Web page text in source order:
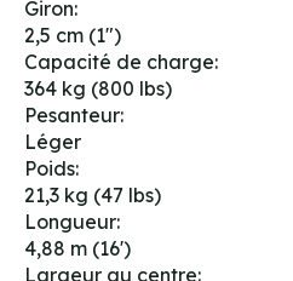
Giron:
2,5 cm (1")
Capacité de charge:
364 kg (800 lbs)
Pesanteur:
Léger
Poids:
21,3 kg (47 lbs)
Longueur:
4,88 m (16')
Largeur au centre: